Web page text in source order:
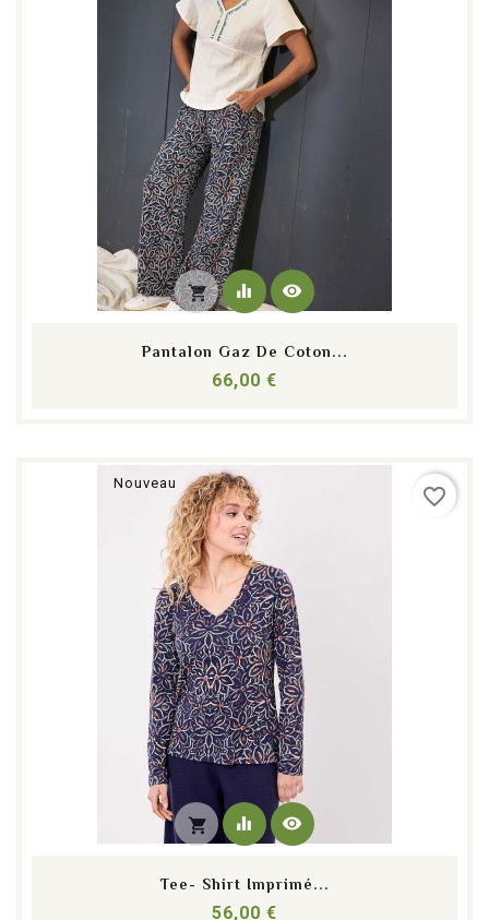
shopping_cart equalizer visibility
Pantalon Gaz De Coton...
66,00 €
Nouveau
shopping_cart equalizer visibility
Tee- Shirt Imprimé...
56,00 €
favorite_border